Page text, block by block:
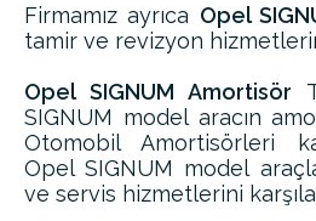
Firmamız ayrıca Opel
tamir ve revizyon
Opel SIGNUM Amortisör
SIGNUM model aracın
Otomobil Amortisörleri
Opel SIGNUM model
ve servis hizmetlerini